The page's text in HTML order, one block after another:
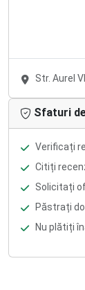
Str. Aurel
Sfaturi
Verificați
Citiți
Solicitați
Păstrați
Nu plătiți